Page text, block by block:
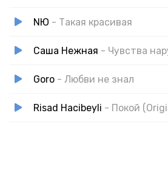
NЮ - Такая красивая
Саша Нежная - Чувства
Goro - Любви не знал
Risad Hacibeyli - Покой